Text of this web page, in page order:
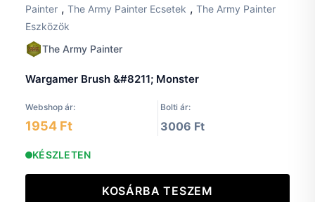
Painter , The Army Painter Ecsetek , The Army Painter
Eszközök
The Army Painter
Wargamer Brush &#8211; Monster
Webshop ár: Bolti ár:
1954 Ft 3006 Ft
KÉSZLETEN
KOSÁRBA TESZEM